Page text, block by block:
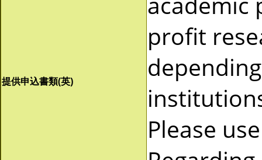
提供申込書類(英)
profit
Please